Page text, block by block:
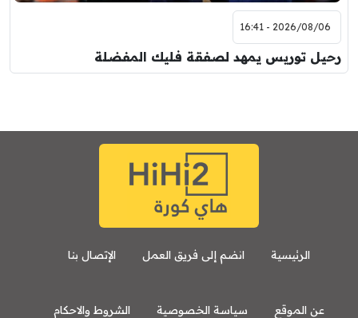
2026/08/06 - 16:41
رحيل توريس يمهد لصفقة فليك المفضلة
الرئيسية انضم إلى فريق العمل الإتصال بنا
عن الموقع سياسة الخصوصية الشروط والاحكام